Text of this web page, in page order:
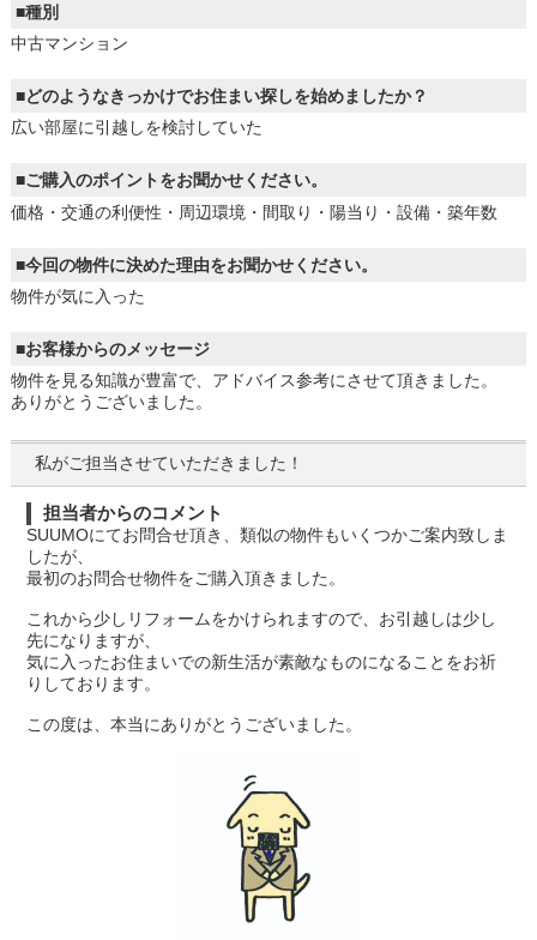
■種別
中古マンション
■どのようなきっかけでお住まい探しを始めましたか？
広い部屋に引越しを検討していた
■ご購入のポイントをお聞かせください。
価格・交通の利便性・周辺環境・間取り・陽当り・設備・築年数
■今回の物件に決めた理由をお聞かせください。
物件が気に入った
■お客様からのメッセージ
物件を見る知識が豊富で、アドバイス参考にさせて頂きました。
ありがとうございました。
私がご担当させていただきました！
担当者からのコメント
SUUMOにてお問合せ頂き、類似の物件もいくつかご案内致しま
したが、
最初のお問合せ物件をご購入頂きました。
これから少しリフォームをかけられますので、お引越しは少し
先になりますが、
気に入ったお住まいでの新生活が素敵なものになることをお祈
りしております。
この度は、本当にありがとうございました。